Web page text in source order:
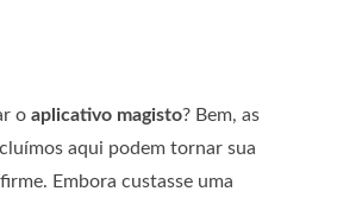
o aplicativo magisto? Bem, as
aqui podem tornar sua
Embora custasse uma